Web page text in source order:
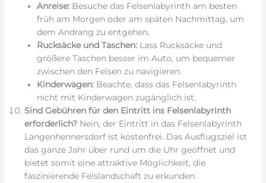
Anreise:Besuche das Felsenlabyrinth am besten
früh am Morgen oder am späten Nachmittag, um
dem Andrang zu entgehen.
Rucksäcke und Taschen:Lass Rucksäcke und
größere Taschen besser im Auto, um bequemer
zwischen den Felsen zu navigieren.
Kinderwagen:Beachte, dass das Felsenlabyrinth
nicht mit Kinderwagen zugänglich ist.
Sind Gebühren für den Eintritt ins Felsenlabyrinth
erforderlich? Nein, der Eintritt in das Felsenlabyrinth
Langenhennersdorf ist kostenfrei. Das Ausflugsziel ist
das ganze Jahr über rund um die Uhr geöffnet und
bietet somit eine attraktive Möglichkeit, die
faszinierende Felslandschaft zu erkunden.